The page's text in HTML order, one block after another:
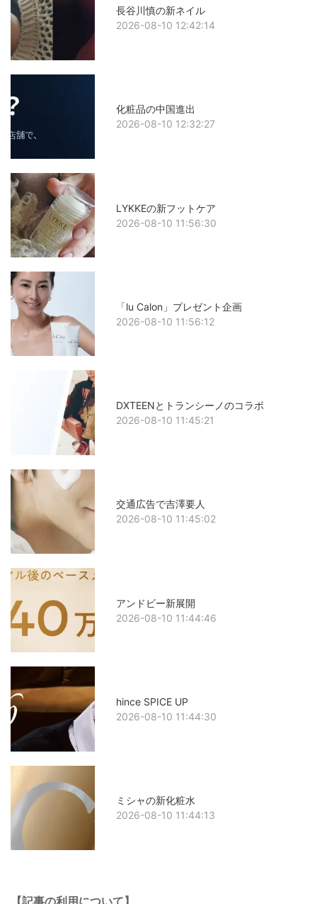
長谷川慎の新ネイル
2026-08-10 12:42:14
化粧品の中国進出
2026-08-10 12:32:27
LYKKEの新フットケア
2026-08-10 11:56:30
「lu Calon」プレゼント企画
2026-08-10 11:56:12
DXTEENとトランシーノのコラボ
2026-08-10 11:45:21
交通広告で吉澤要人
2026-08-10 11:45:02
アンドビー新展開
2026-08-10 11:44:46
hince SPICE UP
2026-08-10 11:44:30
ミシャの新化粧水
2026-08-10 11:44:13
【記事の利用について】